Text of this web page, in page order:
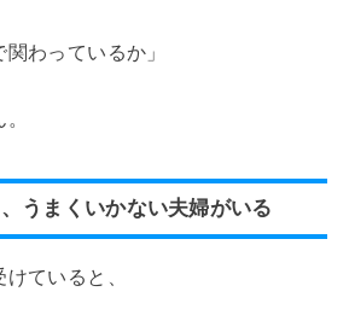
関わっているか」
うまくいかない夫婦がいる
ていると、